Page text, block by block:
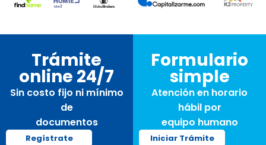
Trámite
online 24/7
Sin costo fijo ni mínimo
de
documentos
Regístrate
Formulario
simple
Atención en horario
hábil por
equipo humano
Iniciar Trámite